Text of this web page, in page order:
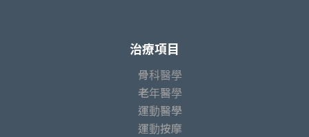
治療項目
骨科醫學
老年醫學
運動醫學
運動按摩